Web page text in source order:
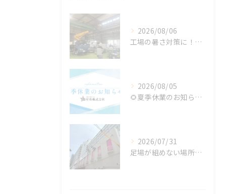
2026/08/06
工場の暑さ対策に！遮熱塗料「アドクールAQUA」施工前の温度測定を設置
2026/08/05
🌻夏季休業のお知らせ🌻
2026/07/31
足場が組めない場所でも施工可能！ロープアクセス工法の特徴と対応できる工事